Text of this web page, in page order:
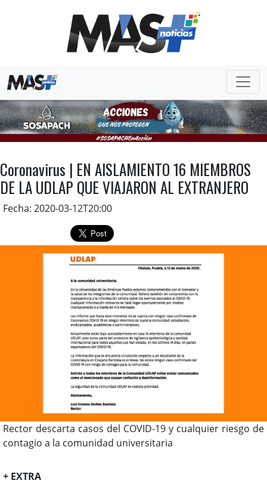
Coronavirus | EN AISLAMIENTO 16 MIEMBROS
DE LA UDLAP QUE VIAJARON AL EXTRANJERO
Fecha: 2020-03-12T20:00
Rector descarta casos del COVID-19 y cualquier riesgo de
contagio a la comunidad universitaria
+ EXTRA